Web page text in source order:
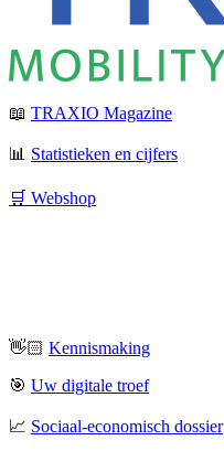
📖 TRAXIO Magazine
📊 Statistieken en cijfers
🛒 Webshop
👋🏻 Kennismaking
🎯 Uw digitale troef
📈 Sociaal-economisch dossier